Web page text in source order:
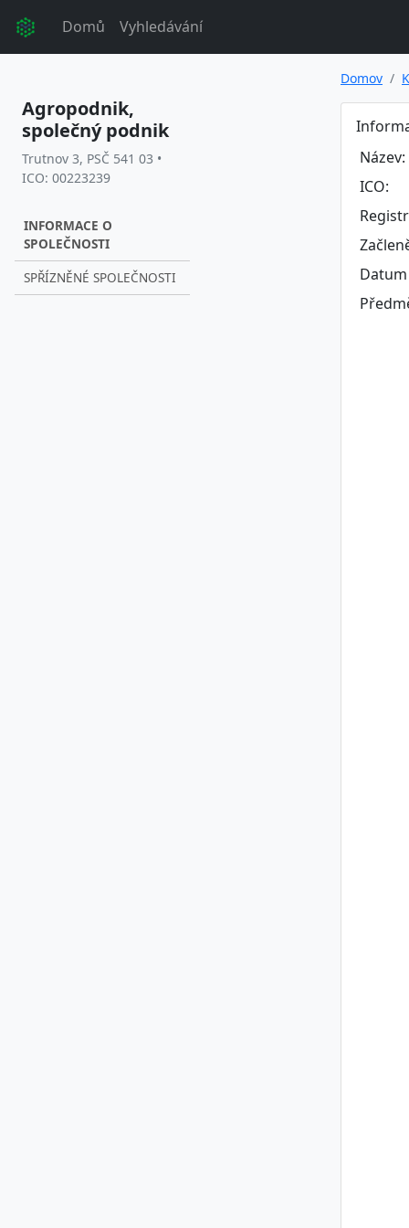
Domů Vyhledávání
Agropodnik,
společný podnik
Trutnov 3, PSČ 541 03 •
ICO: 00223239
INFORMACE O
SPOLEČNOSTI
SPŘÍZNĚNÉ SPOLEČNOSTI
Domov
Název:
ICO: